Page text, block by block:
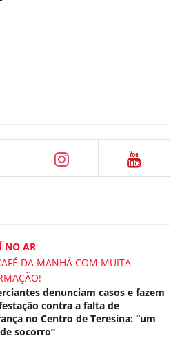
NO AR
DA MANHÃ COM MUITA
denunciam casos e fazem
contra a falta de
no Centro de Teresina: “um
socorro”